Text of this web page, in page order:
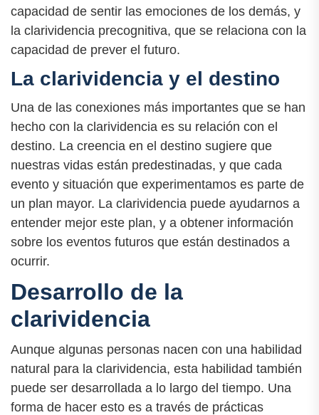
capacidad de sentir las emociones de los demás, y
la clarividencia precognitiva, que se relaciona con la
capacidad de prever el futuro.
La clarividencia y el destino
Una de las conexiones más importantes que se han
hecho con la clarividencia es su relación con el
destino. La creencia en el destino sugiere que
nuestras vidas están predestinadas, y que cada
evento y situación que experimentamos es parte de
un plan mayor. La clarividencia puede ayudarnos a
entender mejor este plan, y a obtener información
sobre los eventos futuros que están destinados a
ocurrir.
Desarrollo de la
clarividencia
Aunque algunas personas nacen con una habilidad
natural para la clarividencia, esta habilidad también
puede ser desarrollada a lo largo del tiempo. Una
forma de hacer esto es a través de prácticas